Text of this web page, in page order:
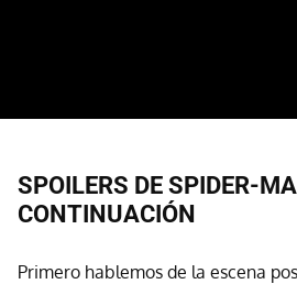
SPOILERS DE SPIDER-
CONTINUACIÓN
Primero hablemos de la escena